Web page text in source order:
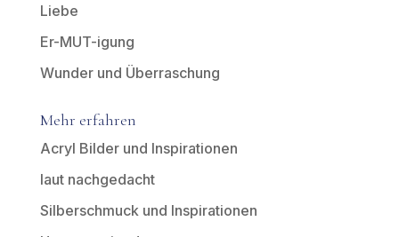
Liebe
Er-MUT-igung
Wunder und Überraschung
Mehr erfahren
Acryl Bilder und Inspirationen
laut nachgedacht
Silberschmuck und Inspirationen